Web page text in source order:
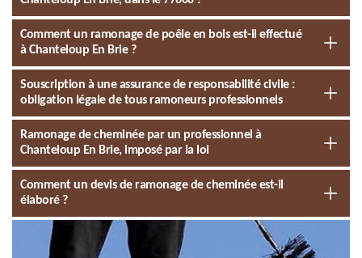
Comment un ramonage de poêle en bois est-il effectué
à Chanteloup En Brie ?
Souscription à une assurance de responsabilité civile :
obligation légale de tous ramoneurs professionnels
Ramonage de cheminée par un professionnel à
Chanteloup En Brie, imposé par la loi
Comment un devis de ramonage de cheminée est-il
élaboré ?